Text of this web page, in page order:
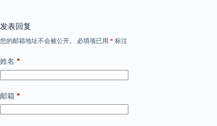
发表回复
您的邮箱地址不会被公开。 必填项已用 * 标注
姓名 *
邮箱 *